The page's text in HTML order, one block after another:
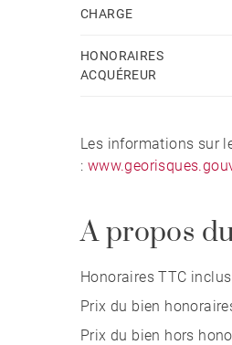
CHARGE
HONORAIRES
ACQUÉREUR
Les informations sur
:
A propos
Honoraires TTC
Prix du bien
Prix du bien hors